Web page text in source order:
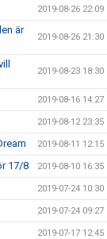
2019-08-26 22:09
är
2019-08-26 21:30
2019-08-23 18:30
2019-08-16 14:27
2019-08-12 23:35
2019-08-11 12:15
17/8 2019-08-10 16:35
2019-07-24 10:30
2019-07-24 09:27
2019-07-17 12:45